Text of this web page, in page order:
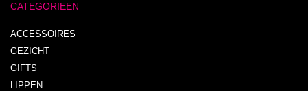
CATEGORIEEN
ACCESSOIRES
GEZICHT
GIFTS
LIPPEN